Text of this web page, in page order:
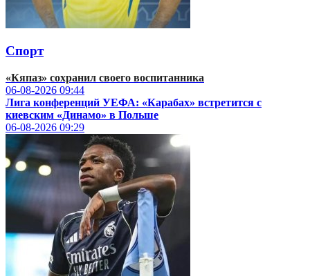
Спорт
«Кяпаз» сохранил своего воспитанника
06-08-2026 09:44
Лига конференций УЕФА: «Карабах» встретится с
киевским «Динамо» в Польше
06-08-2026 09:29